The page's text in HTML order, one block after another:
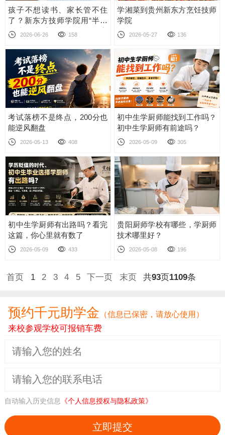
孩子不想读书、家长管不住
了？新东方技师学院用“半封
闭式管理+实操教学”帮无数家
2026-06-26 158
学湘菜到贵州新东方烹饪技师
学院
2026-05-27 136
考试落榜不是终点，200分也
能逆风翻盘
2026-05-13 408
初中生学厨师能找到工作吗？
初中生学厨师有前途吗？
2026-05-09 305
初中生学厨师有出路吗？看完
这篇，你心里就有数了
2026-05-09 433
贵阳厨师学校有哪些，学厨师
技术哪里好？
2026-05-08 196
首页 1 2 3 4 5 下一页 末页 共93页1109条
预约千元助学金 （信息已保密，请放心使用）
来校参观学校可报销车费
自动输入历史信息 《个人信息授权与隐私政策》
立即提交